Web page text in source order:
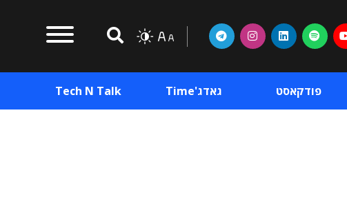
פודקאסט גאדג'Time Tech N Talk